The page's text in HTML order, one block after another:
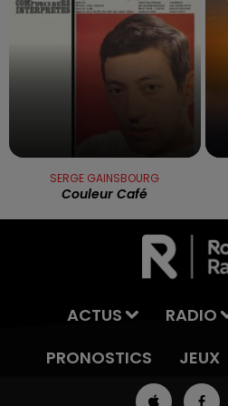
SERGE GAINSBOURG
Couleur Café
ACTUS RADIO
PRONOSTICS
JEUX